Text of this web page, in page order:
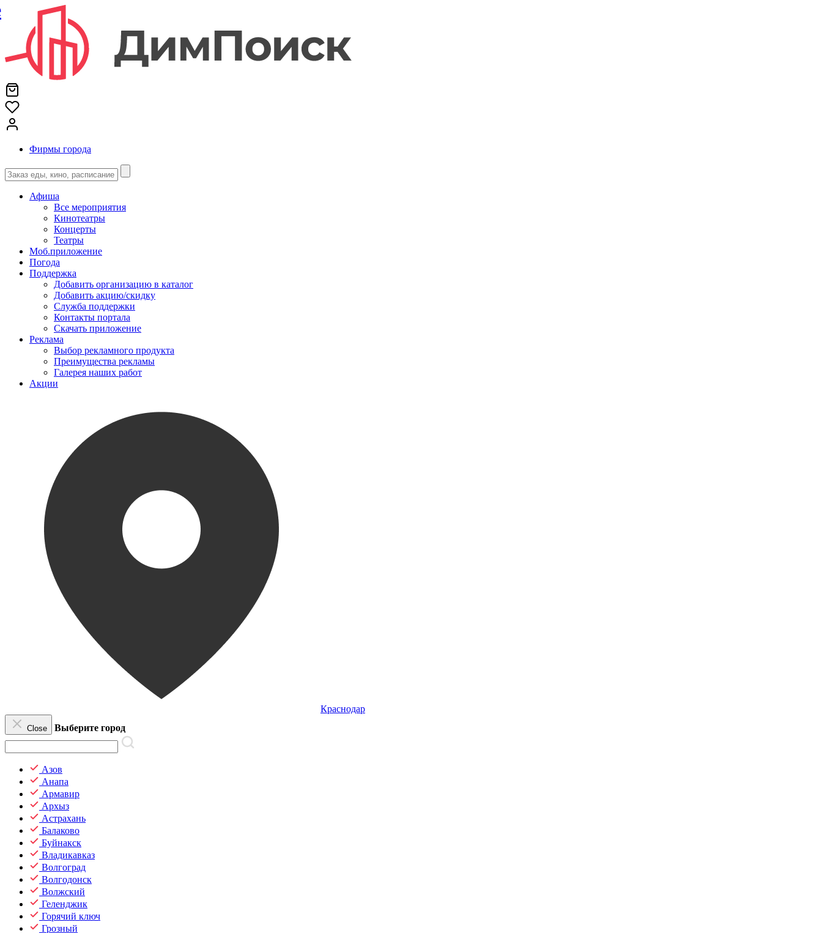
Фирмы города
Афиша
Все мероприятия
Кинотеатры
Концерты
Театры
Моб.приложение
Погода
Поддержка
Добавить организацию в каталог
Добавить акцию/скидку
Служба поддержки
Контакты портала
Скачать приложение
Реклама
Выбор рекламного продукта
Преимущества рекламы
Галерея наших работ
Акции
Краснодар
Close Выберите город
Азов
Анапа
Армавир
Архыз
Астрахань
Балаково
Буйнакск
Владикавказ
Волгоград
Волгодонск
Волжский
Геленджик
Горячий ключ
Грозный